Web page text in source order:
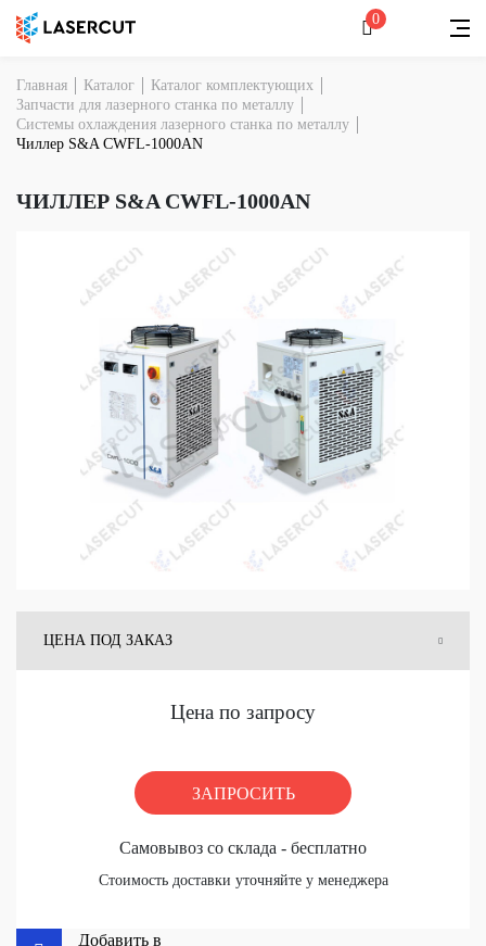
0
Главная Каталог
Каталог комплектующих
Запчасти для лазерного станка по металлу
Системы охлаждения лазерного станка по металлу
Чиллер S&A CWFL-1000AN
ЧИЛЛЕР S&A CWFL-1000AN
ЦЕНА ПОД ЗАКАЗ
Цена по запросу
ЗАПРОСИТЬ
Самовывоз со склада - бесплатно
Стоимость доставки уточняйте у менеджера
Добавить в